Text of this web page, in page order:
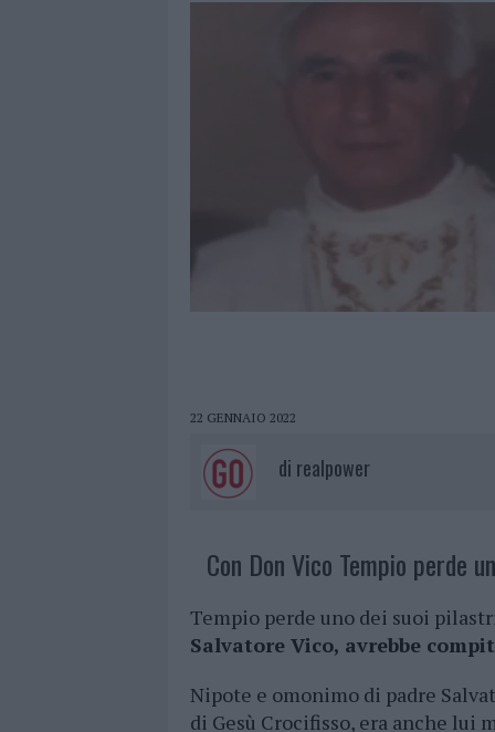
22 GENNAIO 2022
di realpower
Con Don Vico Tempio perde
Tempio perde uno dei suoi
Salvatore Vico, avrebbe
Nipote e omonimo di padre
di Gesù Crocifisso, era anche lui